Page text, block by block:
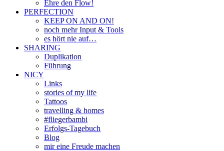
Ehre den Flow!
PERFECTION
KEEP ON AND ON!
noch mehr Input & Tools
es hört nie auf…
SHARING
Duplikation
Führung
NICY
Links
stories of my life
Tattoos
travelling & homes
#fliegerbambi
Erfolgs-Tagebuch
Blog
mir eine Freude machen